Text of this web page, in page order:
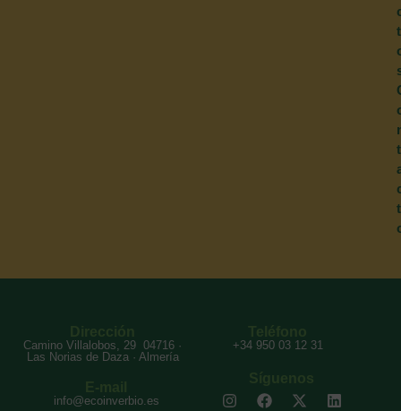
t
t
t
Camino Villalobos, 29 04716 ·
Las Norias de Daza · Almería
+34 950 03 12 31
info@ecoinverbio.es